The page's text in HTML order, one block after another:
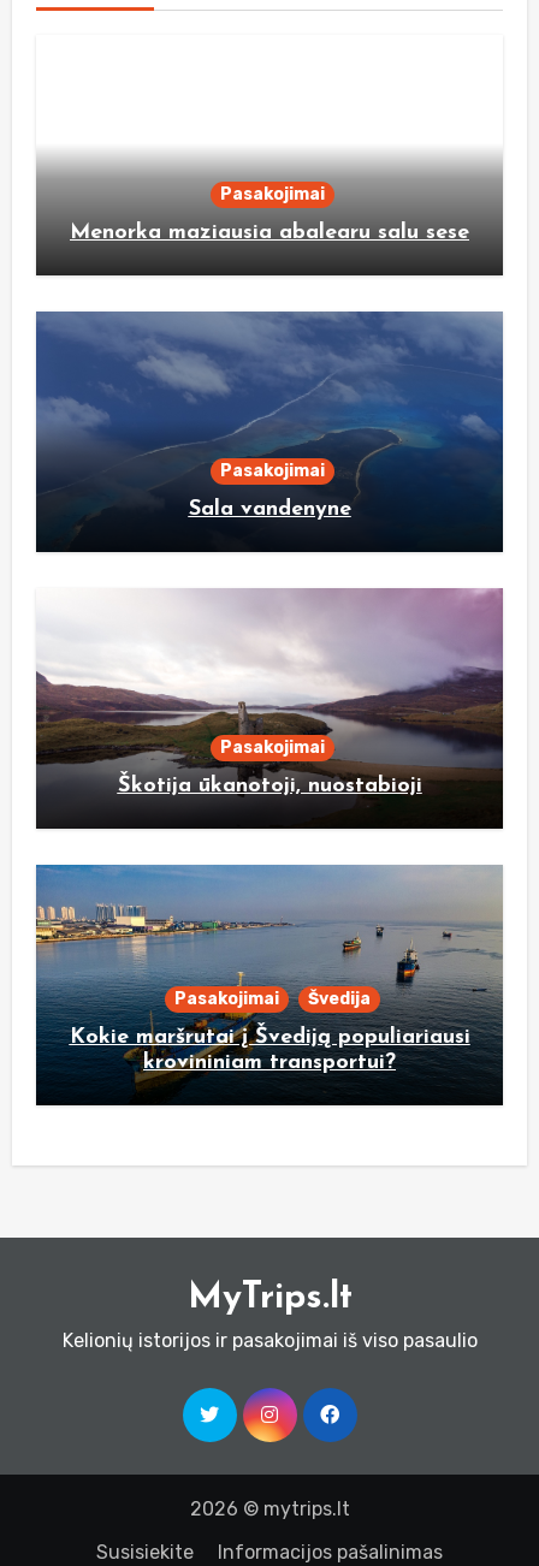
Pasakojimai
Menorka maziausia abalearu salu sese
Pasakojimai
Sala vandenyne
Pasakojimai
Škotija ūkanotoji, nuostabioji
Pasakojimai Švedija
Kokie maršrutai į Švediją populiariausi
krovininiam transportui?
MyTrips.lt
Kelionių istorijos ir pasakojimai iš viso pasaulio
2026 © mytrips.lt
Susisiekite
Informacijos pašalinimas